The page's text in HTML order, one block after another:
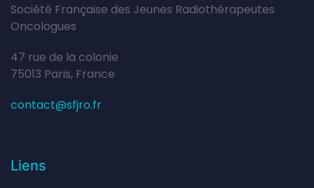
Société Française des Jeunes Radiothérapeutes
Oncologues
47 rue de la colonie
75013 Paris, France
contact@sfjro.fr
Liens